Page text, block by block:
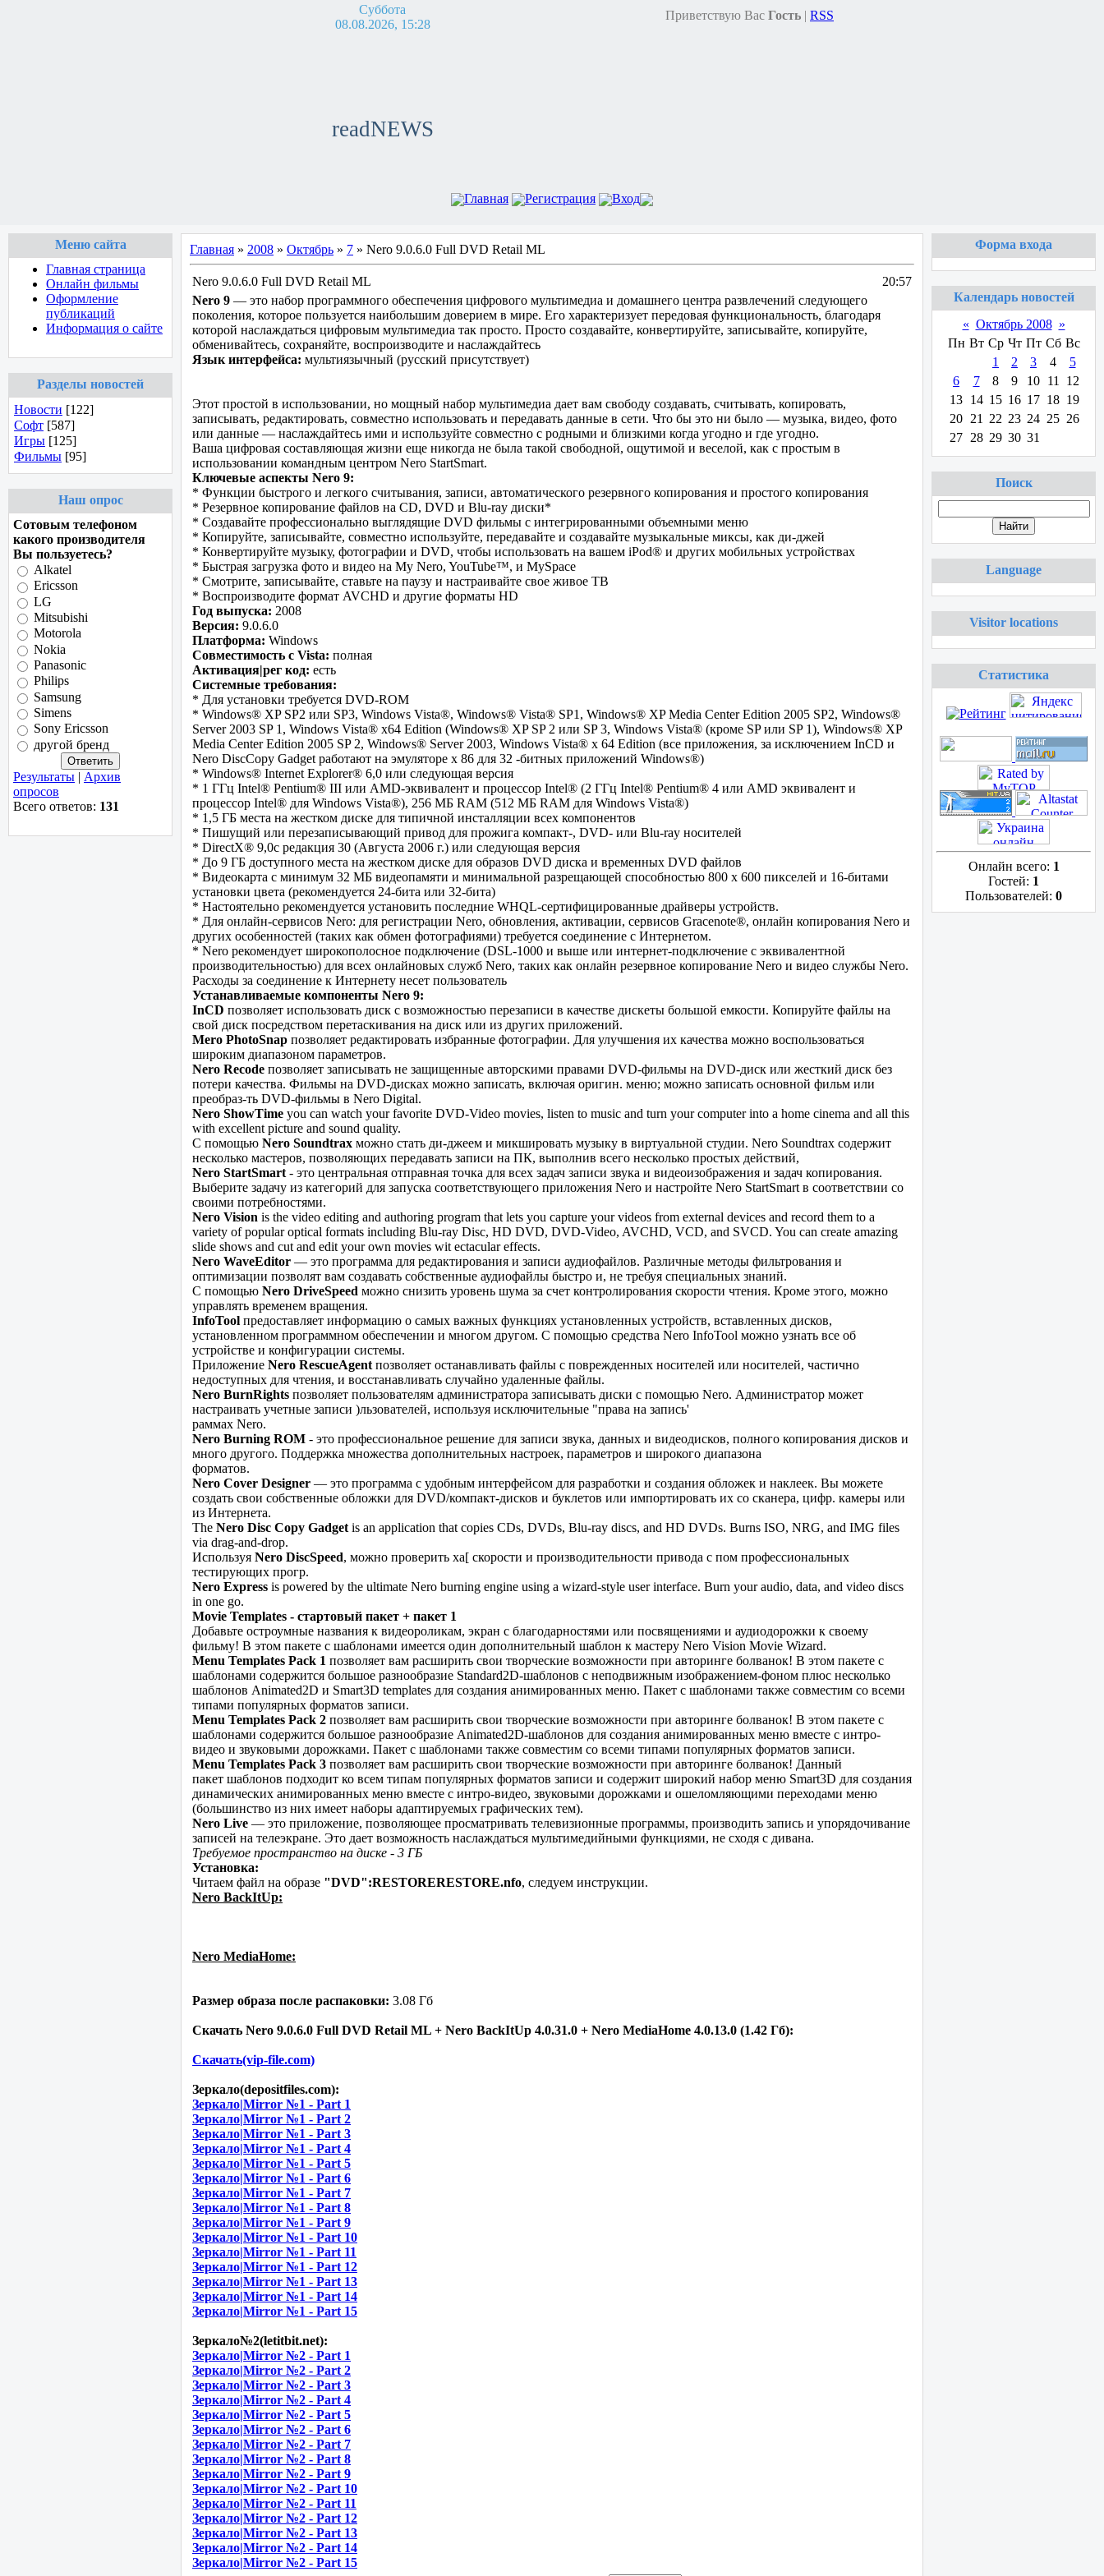
Суббота
08.08.2026, 15:28
readNEWS
Приветствую Вас Гость | RSS
Главная Регистрация Вход
Меню сайта
Главная страница
Онлайн фильмы
Оформление
публикаций
Информация о сайте
Разделы новостей
Новости [122]
Софт [587]
Игры [125]
Фильмы [95]
Наш опрос
Сотовым телефоном
какого производителя
Вы пользуетесь?
Alkatel
Ericsson
LG
Mitsubishi
Motorola
Nokia
Panasonic
Philips
Samsung
Simens
Sony Ericsson
другой бренд
Результаты | Архив
опросов
Всего ответов: 131
Главная » 2008 » Октябрь » 7 » Nero 9.0.6.0 Full DVD Retail ML
Nero 9.0.6.0 Full DVD Retail ML
20:57
Nero 9 — это набор программного обеспечения цифрового мультимедиа и домашнего центра развлечений следующего
поколения, которое пользуется наибольшим доверием в мире. Его характеризует передовая функциональность, благодаря
которой наслаждаться цифровым мультимедиа так просто. Просто создавайте, конвертируйте, записывайте, копируйте,
обменивайтесь, сохраняйте, воспроизводите и наслаждайтесь
Язык интерфейса: мультиязычный (русский присутствует)
Этот простой в использовании, но мощный набор мультимедиа дает вам свободу создавать, считывать, копировать,
записывать, редактировать, совместно использовать и передавать данные в сети. Что бы это ни было — музыка, видео, фото
или данные — наслаждайтесь ими и используйте совместно с родными и близкими когда угодно и где угодно.
Ваша цифровая составляющая жизни еще никогда не была такой свободной, ощутимой и веселой, как с простым в
использовании командным центром Nero StartSmart.
Ключевые аспекты Nero 9:
* Функции быстрого и легкого считывания, записи, автоматического резервного копирования и простого копирования
* Резервное копирование файлов на CD, DVD и Blu-ray диски*
* Создавайте профессионально выглядящие DVD фильмы с интегрированными объемными меню
* Копируйте, записывайте, совместно используйте, передавайте и создавайте музыкальные миксы, как ди-джей
* Конвертируйте музыку, фотографии и DVD, чтобы использовать на вашем iPod® и других мобильных устройствах
* Быстрая загрузка фото и видео на My Nero, YouTube™, и MySpace
* Смотрите, записывайте, ставьте на паузу и настраивайте свое живое ТВ
* Воспроизводите формат AVCHD и другие форматы HD
Год выпуска: 2008
Версия: 9.0.6.0
Платформа: Windows
Совместимость с Vista: полная
Активация|рег код: есть
Системные требования:
* Для установки требуется DVD-ROM
* Windows® XP SP2 или SP3, Windows Vista®, Windows® Vista® SP1, Windows® XP Media Center Edition 2005 SP2, Windows®
Server 2003 SP 1, Windows Vista® x64 Edition (Windows® XP SP 2 или SP 3, Windows Vista® (кроме SP или SP 1), Windows® XP
Media Center Edition 2005 SP 2, Windows® Server 2003, Windows Vista® x 64 Edition (все приложения, за исключением InCD и
Nero DiscCopy Gadget работают на эмуляторе x 86 для 32 -битных приложений Windows®)
* Windows® Internet Explorer® 6,0 или следующая версия
* 1 ГГц Intel® Pentium® III или AMD-эквивалент и процессор Intel® (2 ГГц Intel® Pentium® 4 или AMD эквивалент и
процессор Intel® для Windows Vista®), 256 МБ RAM (512 МБ RAM для Windows Vista®)
* 1,5 ГБ места на жестком диске для типичной инсталляции всех компонентов
* Пишущий или перезаписывающий привод для прожига компакт-, DVD- или Blu-ray носителей
* DirectX® 9,0c редакция 30 (Августа 2006 г.) или следующая версия
* До 9 ГБ доступного места на жестком диске для образов DVD диска и временных DVD файлов
* Видеокарта с минимум 32 MБ видеопамяти и минимальной разрещающей способностью 800 x 600 пикселей и 16-битами
установки цвета (рекомендуется 24-бита или 32-бита)
* Настоятельно рекомендуется установить последние WHQL-сертифицированные драйверы устройств.
* Для онлайн-сервисов Nero: для регистрации Nero, обновления, активации, сервисов Gracenote®, онлайн копирования Nero и
других особенностей (таких как обмен фотографиями) требуется соединение с Интернетом.
* Nero рекомендует широкополосное подключение (DSL-1000 и выше или интернет-подключение с эквивалентной
производительностью) для всех онлайновых служб Nero, таких как онлайн резервное копирование Nero и видео службы Nero.
Расходы за соединение к Интернету несет пользователь
Устанавливаемые компоненты Nero 9:
InCD позволяет использовать диск с возможностью перезаписи в качестве дискеты большой емкости. Копируйте файлы на
свой диск посредством перетаскивания на диск или из других приложений.
Mero PhotoSnap позволяет редактировать избранные фотографии. Для улучшения их качества можно воспользоваться
широким диапазоном параметров.
Nero Recode позволяет записывать не защищенные авторскими правами DVD-фильмы на DVD-диск или жесткий диск без
потери качества. Фильмы на DVD-дисках можно записать, включая оригин. меню; можно записать основной фильм или
преобраз-ть DVD-фильмы в Nero Digital.
Nero ShowTime you can watch your favorite DVD-Video movies, listen to music and turn your computer into a home cinema and all this
with excellent picture and sound quality.
С помощью Nero Soundtrax можно стать ди-джеем и микшировать музыку в виртуальной студии. Nero Soundtrax содержит
несколько мастеров, позволяющих передавать записи на ПК, выполнив всего несколько простых действий,
Nero StartSmart - это центральная отправная точка для всех задач записи звука и видеоизображения и задач копирования.
Выберите задачу из категорий для запуска соответствующего приложения Nero и настройте Nero StartSmart в соответствии со
своими потребностями.
Nего Vision is the video editing and authoring program that lets you capture your videos from external devices and record them to a
variety of popular optical formats including Blu-ray Disc, HD DVD, DVD-Video, AVCHD, VCD, and SVCD. You can create amazing
slide shows and cut and edit your own movies wit ectacular effects.
Nего WaveEditor — это программа для редактирования и записи аудиофайлов. Различные методы фильтрования и
оптимизации позволят вам создавать собственные аудиофайлы быстро и, не требуя специальных знаний.
С помощью Nero DriveSpeed можно снизить уровень шума за счет контролирования скорости чтения. Кроме этого, можно
управлять временем вращения.
InfoTool предоставляет информацию о самых важных функциях установленных устройств, вставленных дисков,
установленном программном обеспечении и многом другом. С помощью средства Nero InfoTool можно узнать все об
устройстве и конфигурации системы.
Приложение Nero RescueAgent позволяет останавливать файлы с поврежденных носителей или носителей, частично
недоступных для чтения, и восстанавливать случайно удаленные файлы.
Nero BurnRights позволяет пользователям администратора записывать диски с помощью Nero. Администратор может
настраивать учетные записи )льзователей, используя исключительные "права на запись'
раммах Nero.
Nero Burning ROM - это профессиональное решение для записи звука, данных и видеодисков, полного копирования дисков и
много другого. Поддержка множества дополнительных настроек, параметров и широкого диапазона
форматов.
Nero Cover Designer — это программа с удобным интерфейсом для разработки и создания обложек и наклеек. Вы можете
создать свои собственные обложки для DVD/компакт-дисков и буклетов или импортировать их со сканера, цифр. камеры или
из Интернета.
The Nero Disc Copy Gadget is an application that copies CDs, DVDs, Blu-ray discs, and HD DVDs. Burns ISO, NRG, and IMG files
via drag-and-drop.
Используя Nero DiscSpeed, можно проверить xa[ скорости и производительности привода с пом профессиональных
тестирующих прогр.
Nero Express is powered by the ultimate Nero burning engine using a wizard-style user interface. Burn your audio, data, and video discs
in one go.
Movie Templates - стартовый пакет + пакет 1
Добавьте остроумные названия к видеороликам, экран с благодарностями или посвящениями и аудиодорожки к своему
фильму! В этом пакете с шаблонами имеется один дополнительный шаблон к мастеру Nero Vision Movie Wizard.
Menu Templates Pack 1 позволяет вам расширить свои творческие возможности при авторинге болванок! В этом пакете с
шаблонами содержится большое разнообразие Standard2D-шаблонов с неподвижным изображением-фоном плюс несколько
шаблонов Animated2D и Smart3D templates для создания анимированных меню. Пакет с шаблонами также совместим со всеми
типами популярных форматов записи.
Menu Templates Pack 2 позволяет вам расширить свои творческие возможности при авторинге болванок! В этом пакете с
шаблонами содержится большое разнообразие Animated2D-шаблонов для создания анимированных меню вместе с интро-
видео и звуковыми дорожками. Пакет с шаблонами также совместим со всеми типами популярных форматов записи.
Menu Templates Pack 3 позволяет вам расширить свои творческие возможности при авторинге болванок! Данный
пакет шаблонов подходит ко всем типам популярных форматов записи и содержит широкий набор меню Smart3D для создания
динамических анимированных меню вместе с интро-видео, звуковыми дорожками и ошеломляющими переходами меню
(большинство из них имеет наборы адаптируемых графических тем).
Nero Live — это приложение, позволяющее просматривать телевизионные программы, производить запись и упорядочивание
записей на телеэкране. Это дает возможность наслаждаться мультимедийными функциями, не сходя с дивана.
Требуемое пространство на диске - 3 ГБ
Установка:
Читаем файл на образе "DVD":RESTORERESTORE.nfo, следуем инструкции.
Nero BackItUp:
Nero MediaHome:
Размер образа после распаковки: 3.08 Гб
Скачать Nero 9.0.6.0 Full DVD Retail ML + Nero BackItUp 4.0.31.0 + Nero MediaHome 4.0.13.0 (1.42 Гб):
Скачать(vip-file.com)
Зеркало(depositfiles.com):
Зеркало|Mirror №1 - Part 1
Зеркало|Mirror №1 - Part 2
Зеркало|Mirror №1 - Part 3
Зеркало|Mirror №1 - Part 4
Зеркало|Mirror №1 - Part 5
Зеркало|Mirror №1 - Part 6
Зеркало|Mirror №1 - Part 7
Зеркало|Mirror №1 - Part 8
Зеркало|Mirror №1 - Part 9
Зеркало|Mirror №1 - Part 10
Зеркало|Mirror №1 - Part 11
Зеркало|Mirror №1 - Part 12
Зеркало|Mirror №1 - Part 13
Зеркало|Mirror №1 - Part 14
Зеркало|Mirror №1 - Part 15
Зеркало№2(letitbit.net):
Зеркало|Mirror №2 - Part 1
Зеркало|Mirror №2 - Part 2
Зеркало|Mirror №2 - Part 3
Зеркало|Mirror №2 - Part 4
Зеркало|Mirror №2 - Part 5
Зеркало|Mirror №2 - Part 6
Зеркало|Mirror №2 - Part 7
Зеркало|Mirror №2 - Part 8
Зеркало|Mirror №2 - Part 9
Зеркало|Mirror №2 - Part 10
Зеркало|Mirror №2 - Part 11
Зеркало|Mirror №2 - Part 12
Зеркало|Mirror №2 - Part 13
Зеркало|Mirror №2 - Part 14
Зеркало|Mirror №2 - Part 15
Форма входа
Календарь новостей
« Октябрь 2008 »
Пн Вт Ср Чт Пт Сб Вс
1
2 3 4
5
6
7 8 9 10 11
12
13 14 15 16 17 18 19
20 21 22 23 24 25 26
27 28 29 30 31
Поиск
Language
Visitor locations
Статистика
Онлайн всего: 1
Гостей: 1
Пользователей: 0